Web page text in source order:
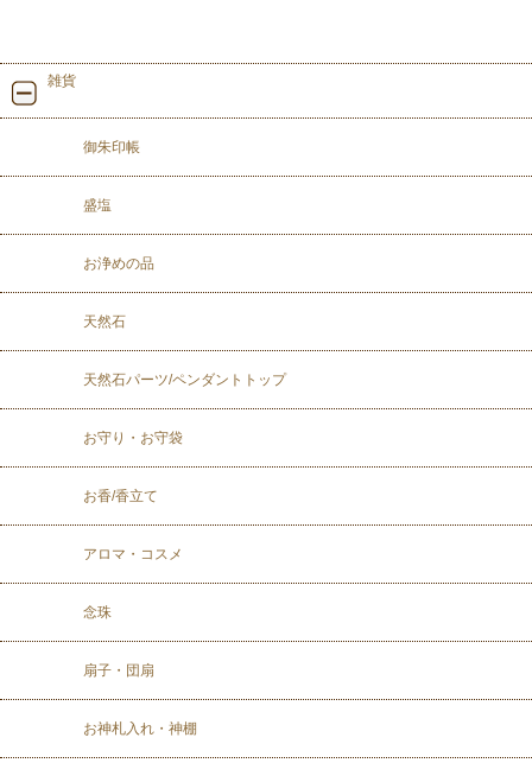
雑貨
御朱印帳
盛塩
お浄めの品
天然石
天然石パーツ/ペンダントトップ
お守り・お守袋
お香/香立て
アロマ・コスメ
念珠
扇子・団扇
お神札入れ・神棚